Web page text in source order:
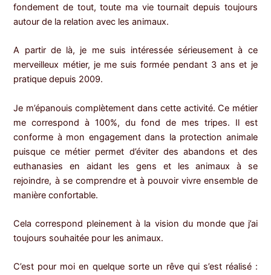
fondement de tout, toute ma vie tournait depuis toujours
autour de la relation avec les animaux.
A partir de là, je me suis intéressée sérieusement à ce
merveilleux métier, je me suis formée pendant 3 ans et je
pratique depuis 2009.
Je m’épanouis complètement dans cette activité. Ce métier
me correspond à 100%, du fond de mes tripes. Il est
conforme à mon engagement dans la protection animale
puisque ce métier permet d’éviter des abandons et des
euthanasies en aidant les gens et les animaux à se
rejoindre, à se comprendre et à pouvoir vivre ensemble de
manière confortable.
Cela correspond pleinement à la vision du monde que j’ai
toujours souhaitée pour les animaux.
C’est pour moi en quelque sorte un rêve qui s’est réalisé :